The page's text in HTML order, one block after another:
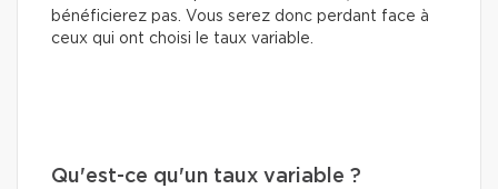
bénéficierez pas. Vous serez donc perdant face à
ceux qui ont choisi le taux variable.
Qu'est-ce qu'un taux variable ?